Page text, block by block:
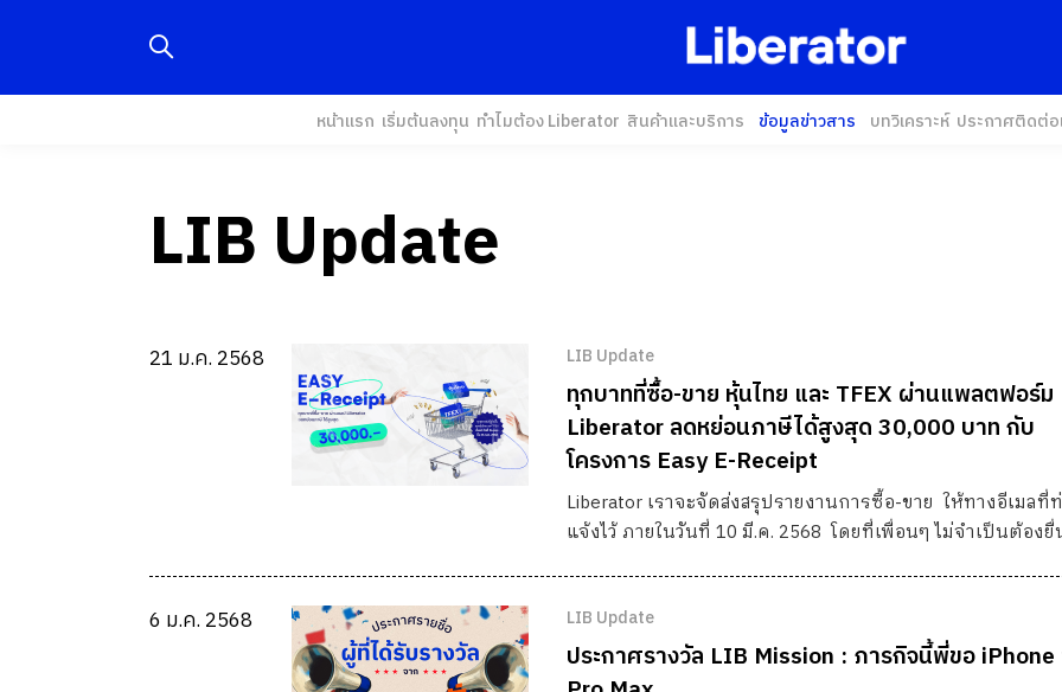
หน้าแรก เริ่มต้นลงทุน ทำไมต้อง Liberator สินค้าและบริการ ข้อมูลข่าวสาร บทวิเคราะห์ ประกาศติดต่อ
LIB Update
21 ม.ค. 2568 LIB Update
ทุกบาทที่ซื้อ-ขาย หุ้นไทย และ TFEX ผ่านแพลตฟอร์ม
Liberator ลดหย่อนภาษีได้สูงสุด 30,000 บาท กับ
โครงการ Easy E-Receipt
Liberator เราจะจัดส่งสรุปรายงานการซื้อ-ขาย ให้ทางอีเมลที่
แจ้งไว้ ภายในวันที่ 10 มี.ค. 2568 โดยที่เพื่อนๆ ไม่จำเป็นต้อง
6 ม.ค. 2568 LIB Update
ประกาศรางวัล LIB Mission : ภารกิจนี้พี่ขอ